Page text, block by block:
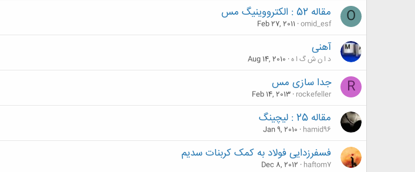
O مقاله 52 : الکترووینیگ مس
omid_esf
Feb 27, 2011
آهنی
د ا ن ش گ ا ه Aug 14, 2010
R جدا سازی مس
rockefeller
Feb 14, 2013
مقاله 25 : لیچینگ
hamid96
Jan 9, 2010
فسفرزدایی فولاد به کمک کربنات سدیم
haftom7
Dec 8, 2012